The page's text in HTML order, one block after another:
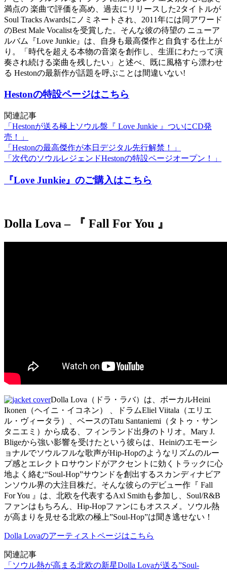
満点の 楽曲で評価を高め、過去にリリースした2タイトルが
Soul Tracks Awardsにノミネートされ、2011年には同アワード
のBest Male Vocalistを受賞した。そんな彼の待望の ニューア
ルバム『Love Junkie』は、自身も最高傑作と自負する仕上が
り。「時代を超える本物の音楽を創作し、生涯にわたって演
奏され続ける楽曲を残したい」と述べ、既に風格すら漂わせ
る Hestonの最新作が話題を呼ぶことは間違いない!
Hestonの特設ページはこちら
関連記事
「Hestonが送る極上ソウル盤『 Love Junkie 』ついにCD発
売！」
「Hestonの最高傑作が本日デジタル先行解禁！」
「次代のソウルレジェンドHestonの特設ページオープン！」
『Love Junkie』のご購入はこちら
Dolla Lova – 『 Fall For You 』
Dolla Lova（ドラ・ラバ）は、ボーカルHeini
Ikonen（ヘイニ・イコネン） 、ドラムEliel Viitala（エリエ
ル・ヴィータラ）、ベースのTatu Santaniemi（タトゥ・サン
タニエミ）から成る、フィンランド出身のトリオ。Mary J.
Bligeから強い影響を受けたという彼らは、Heiniのエモーシ
ョナルでソウルフルな歌声がHip-Hopのようなリズムのルー
プ感とエレクトロサウンドがアクセントに効くトラックに心
地よく絡む“Soul-Hop”サウンドを創出するスカンディナビア
ンソウル界の大注目株だ。そんな彼らのデビュー作『 Fall
For You 』は、北欧を代表するAxl Smithも参加し、Soul/R&B
ファンはもちろん、Hip-Hopファンにもオススメ。ソウル熱
が高まりを見せる北欧の極上”Soul-Hop”は聞き逃せない！
Dolla Lovaのアーティストページはこちら
関連記事
「ソウル熱が高まる北欧の新星Dolla Lovaが送る”Soul-